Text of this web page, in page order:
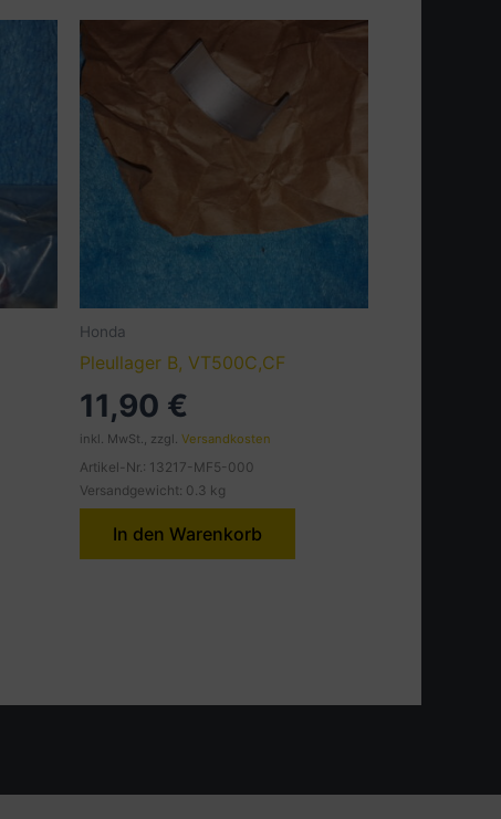
Honda
Pleullager B, VT500C,CF
11,90 €
inkl. MwSt., zzgl. Versandkosten
Artikel-Nr.: 13217-MF5-000
Versandgewicht: 0.3 kg
In den Warenkorb